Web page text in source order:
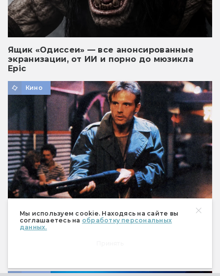
Мы используем cookie. Находясь на сайте вы
соглашаетесь на обработку персональных
данных.
Ящик «Одиссеи» — все анонсированные
экранизации, от ИИ и порно до мюзикла
Epic
Кино
Майкл Бин: взлёты и падения защитника